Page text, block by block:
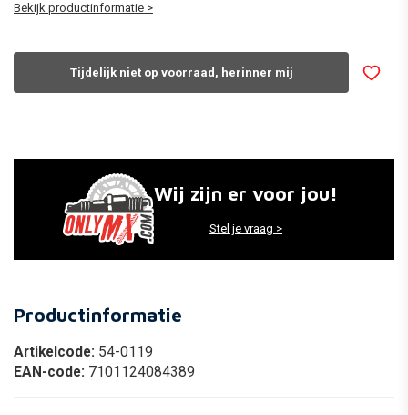
Bekijk productinformatie >
Tijdelijk niet op voorraad, herinner mij
Wij zijn er voor jou!
Stel je vraag >
Productinformatie
Artikelcode: 54-0119
EAN-code: 7101124084389